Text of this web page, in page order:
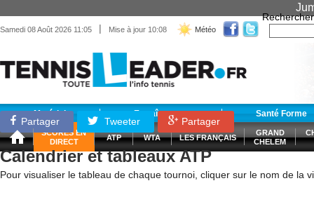
Samedi 08 Août 2026 11:05 | Mise à jour 10:08 Météo
Rechercher
Matériel Entraînement Santé Forme
SCORES EN
DIRECT
ATP WTA LES FRANÇAIS
GRAND
CHELEM
Partager Tweeter Partager
Calendrier et tableaux ATP
Pour visualiser le tableau de chaque tournoi, cliquer sur le nom de la